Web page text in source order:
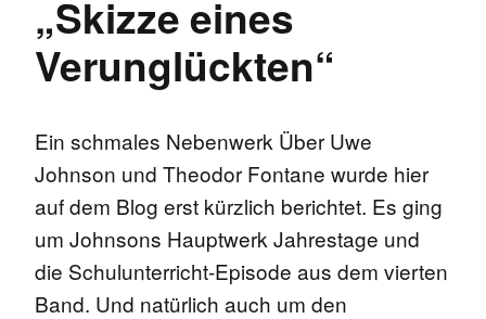
„Skizze eines
Verunglückten“
Ein schmales Nebenwerk Über Uwe
Johnson und Theodor Fontane wurde hier
auf dem Blog erst kürzlich berichtet. Es ging
um Johnsons Hauptwerk Jahrestage und
die Schulunterricht-Episode aus dem vierten
Band. Und natürlich auch um den